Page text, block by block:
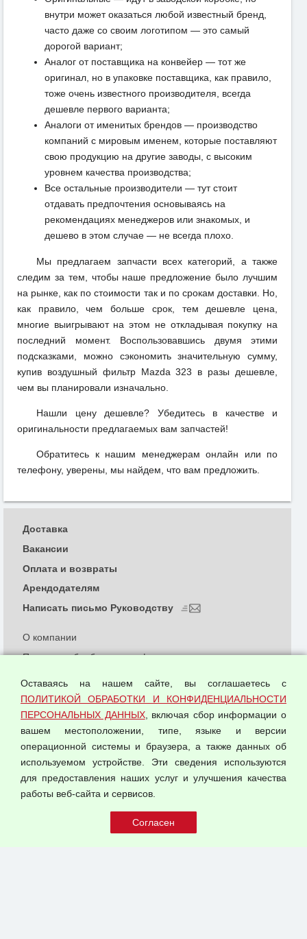
внутри может оказаться любой известный бренд,
часто даже со своим логотипом — это самый
дорогой вариант;
Аналог от поставщика на конвейер — тот же
оригинал, но в упаковке поставщика, как правило,
тоже очень известного производителя, всегда
дешевле первого варианта;
Аналоги от именитых брендов — производство
компаний с мировым именем, которые поставляют
свою продукцию на другие заводы, с высоким
уровнем качества производства;
Все остальные производители — тут стоит
отдавать предпочтения основываясь на
рекомендациях менеджеров или знакомых, и
дешево в этом случае — не всегда плохо.
Мы предлагаем запчасти всех категорий, а также
следим за тем, чтобы наше предложение было лучшим
на рынке, как по стоимости так и по срокам доставки. Но,
как правило, чем больше срок, тем дешевле цена,
многие выигрывают на этом не откладывая покупку на
последний момент. Воспользовавшись двумя этими
подсказками, можно сэкономить значительную сумму,
купив воздушный фильтр Mazda 323 в разы дешевле,
чем вы планировали изначально.
Нашли цену дешевле? Убедитесь в качестве и
оригинальности предлагаемых вам запчастей!
Обратитесь к нашим менеджерам онлайн или по
телефону, уверены, мы найдем, что вам предложить.
© 2026 ООО "Феникс"
О компании
Политика обработки и конфиденциальности
Согласием на обработку персональных данных
Оферта оптовой купли-продажи
Публичная оферта
Доставка
Вакансии
Оплата и возвраты
Арендодателям
Написать письмо Руководству
Оставаясь на нашем сайте, вы соглашаетесь с
ПОЛИТИКОЙ ОБРАБОТКИ И КОНФИДЕНЦИАЛЬНОСТИ
ПЕРСОНАЛЬНЫХ ДАННЫХ, включая сбор информации о
вашем местоположении, типе, языке и версии
операционной системы и браузера, а также данных об
используемом устройстве. Эти сведения используются
для предоставления наших услуг и улучшения качества
работы веб-сайта и сервисов.